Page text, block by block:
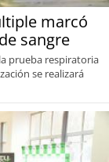
marcó
sangre
prueba respiratoria
se realizará